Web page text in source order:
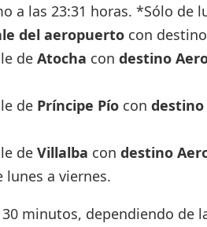
a las 23:31 horas. *Sólo de
del aeropuerto con
de Atocha con destino
de Príncipe Pío con destino
de Villalba con destino
lunes a viernes.
minutos, dependiendo de